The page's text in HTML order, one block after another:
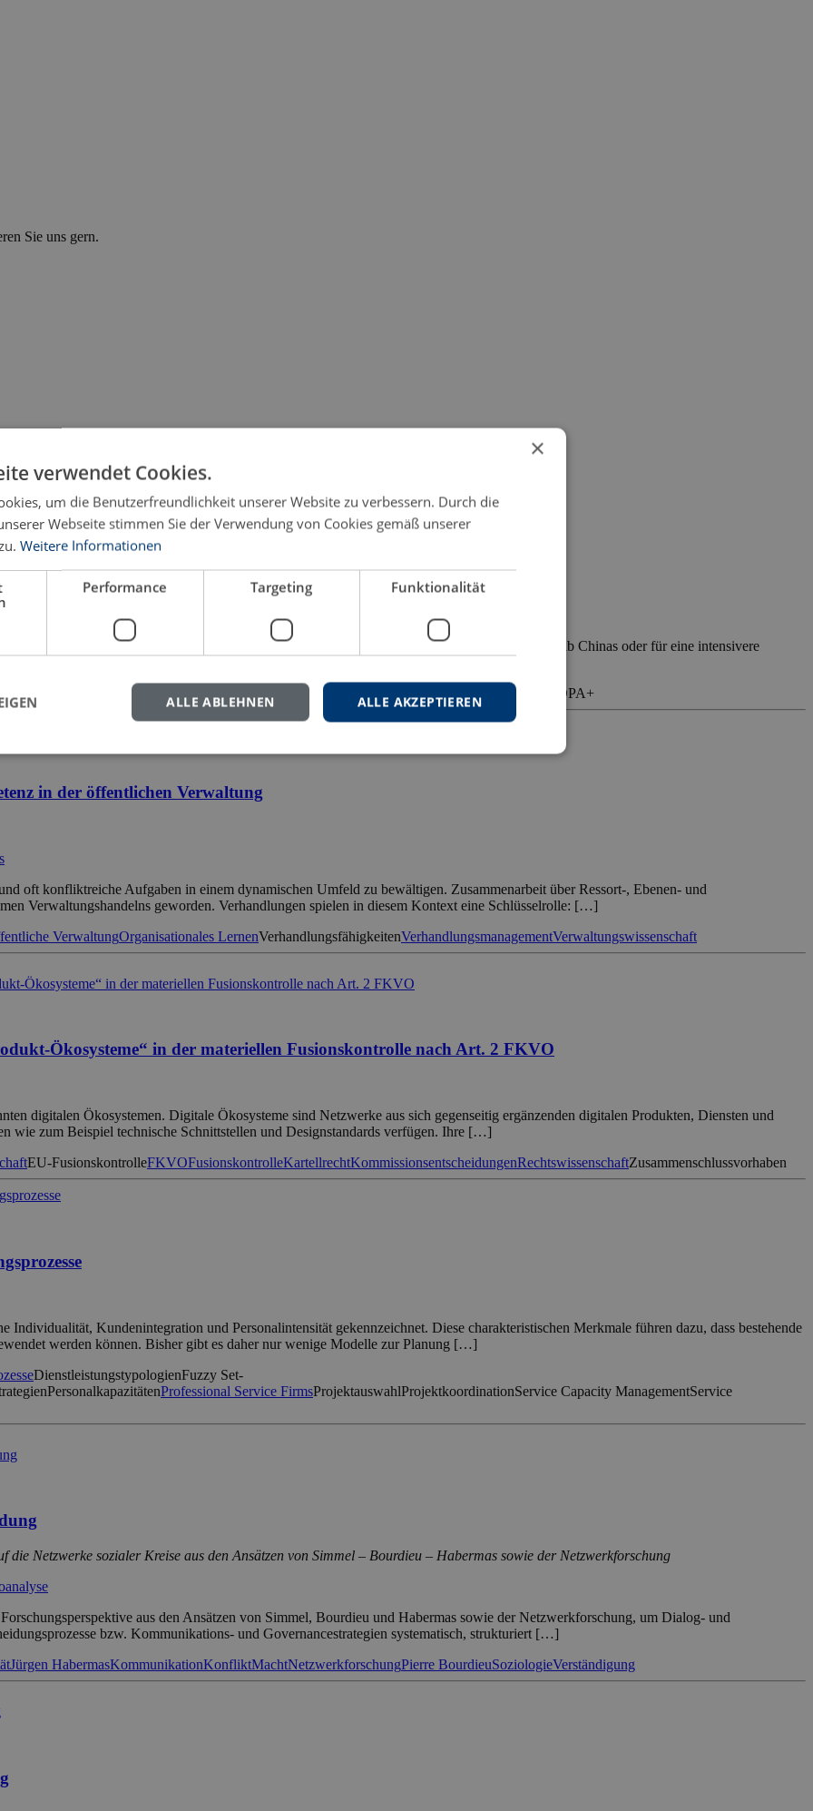
Sie uns gern.
Model for German SMEs in China
strategischen Scheideweg. Sie müssen sich entweder für eine stärkere Diversifizierung außerhalb Chinas oder für eine intensivere
2.0 verstärkt die Forderung nach einem Führungskonzept, […]
Digital Leadership International Management Kulturelle Intelligenz VOPA+
in der öffentlichen Verwaltung
oft konfliktreiche Aufgaben in einem dynamischen Umfeld zu bewältigen. Zusammenarbeit über Ressort-, Ebenen- und
Verwaltungshandelns geworden. Verhandlungen spielen in diesem Kontext eine Schlüsselrolle: […]
VerwaltungOrganisationales LernenVerhandlungsfähigkeitenVerhandlungsmanagementVerwaltungswissenschaft
Ökosysteme“ in der materiellen Fusionskontrolle nach Art. 2 FKVO
digitalen Ökosystemen. Digitale Ökosysteme sind Netzwerke aus sich gegenseitig ergänzenden digitalen Produkten, Diensten und
wie zum Beispiel technische Schnittstellen und Designstandards verfügen. Ihre […]
EU-FusionskontrolleFKVOFusionskontrolleKartellrechtKommissionsentscheidungenRechtswissenschaftZusammenschlussvorhaben
Individualität, Kundenintegration und Personalintensität gekennzeichnet. Diese charakteristischen Merkmale führen dazu, dass bestehende
werden können. Bisher gibt es daher nur wenige Modelle zur Planung […]
DienstleistungstypologienFuzzy Set-
PersonalkapazitätenProfessional Service FirmsProjektauswahlProjektkoordinationService Capacity ManagementService
Netzwerke sozialer Kreise aus den Ansätzen von Simmel – Bourdieu – Habermas sowie der Netzwerkforschung
aus den Ansätzen von Simmel, Bourdieu und Habermas sowie der Netzwerkforschung, um Dialog- und
bzw. Kommunikations- und Governancestrategien systematisch, strukturiert […]
Jürgen HabermasKommunikationKonfliktMachtNetzwerkforschungPierre BourdieuSoziologieVerständigung
×
verwendet Cookies.
um die Benutzerfreundlichkeit unserer Website zu verbessern. Durch die
Webseite stimmen Sie der Verwendung von Cookies gemäß unserer
Weitere Informationen
Performance Targeting Funktionalität
ALLE AKZEPTIEREN
ALLE ABLEHNEN